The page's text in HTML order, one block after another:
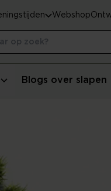
Blogs over slapen
Webshop